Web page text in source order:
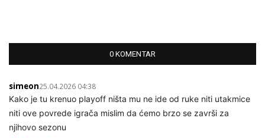
0 KOMENTAR
simeon25.04.2026 04:38
Kako je tu krenuo playoff ništa mu ne ide od ruke niti utakmice
niti ove povrede igrača mislim da ćemo brzo se završi za
njihovo sezonu